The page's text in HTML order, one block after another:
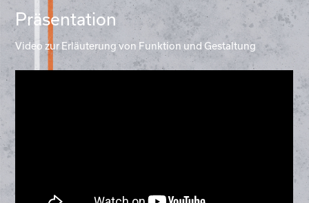
Präsentation
Video zur Erläuterung von Funktion und Gestaltung